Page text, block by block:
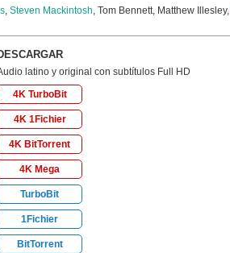
, Steven Mackintosh, Tom Bennett, Matthew Illesley,
latino y original con subtítulos Full HD
4K TurboBit
4K 1Fichier
4K BitTorrent
4K Mega
TurboBit
1Fichier
BitTorrent